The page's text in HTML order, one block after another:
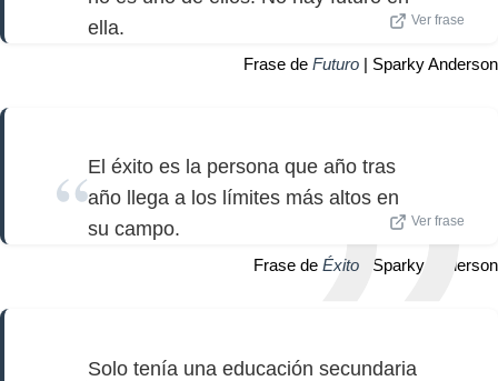
ella.
Ver frase
Frase de Futuro | Sparky Anderson
El éxito es la persona que año tras
año llega a los límites más altos en
su campo.
Ver frase
Frase de Éxito | Sparky Anderson
Solo tenía una educación secundaria